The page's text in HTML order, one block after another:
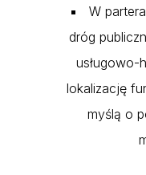
W
dróg
usługowo-
lokalizację
myślą o